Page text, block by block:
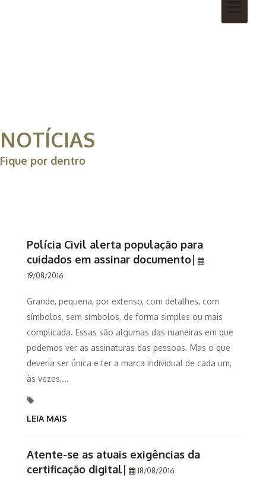
NOTÍCIAS
Fique por dentro
Polícia Civil alerta população para
cuidados em assinar documento|
19/08/2016
Grande, pequena, por extenso, com detalhes, com
símbolos, sem símbolos, de forma simples ou mais
complicada. Essas são algumas das maneiras em que
podemos ver as assinaturas das pessoas. Mas o que
deveria ser única e ter a marca individual de cada um,
às vezes,...
LEIA MAIS
Atente-se as atuais exigências da
certificação digital| 18/08/2016